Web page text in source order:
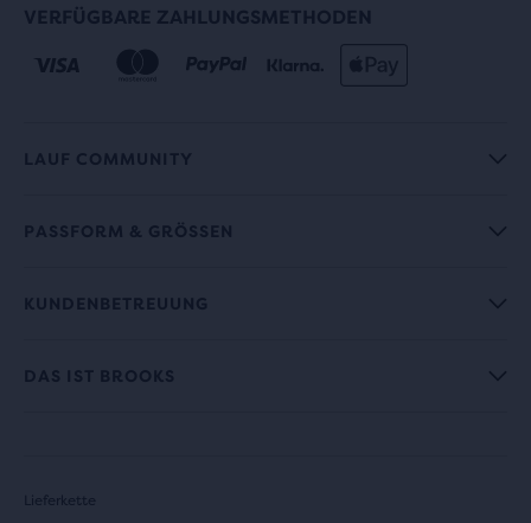
VERFÜGBARE ZAHLUNGSMETHODEN
LAUF COMMUNITY
PASSFORM & GRÖSSEN
KUNDENBETREUUNG
DAS IST BROOKS
Lieferkette